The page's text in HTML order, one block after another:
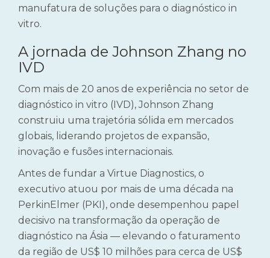
manufatura de soluções para o diagnóstico in
vitro.
A jornada de Johnson Zhang no
IVD
Com mais de 20 anos de experiência no setor de
diagnóstico in vitro (IVD), Johnson Zhang
construiu uma trajetória sólida em mercados
globais, liderando projetos de expansão,
inovação e fusões internacionais.
Antes de fundar a Virtue Diagnostics, o
executivo atuou por mais de uma década na
PerkinElmer (PKI), onde desempenhou papel
decisivo na transformação da operação de
diagnóstico na Ásia — elevando o faturamento
da região de US$ 10 milhões para cerca de US$